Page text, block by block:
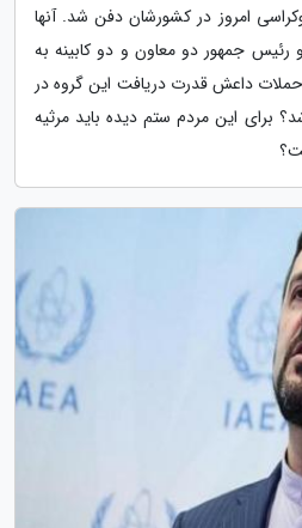
امروز در کشورشان دفن شد. آنها
جمهور دو معاون و دو کابینه به
حملات داعش قدرت دریافت این گروه در
برای این مردم ستم دیده باید مرثیه